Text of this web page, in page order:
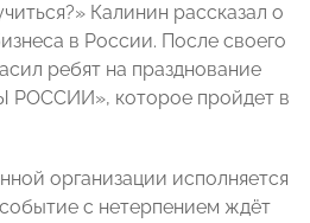
Калинин рассказал о
в России. После своего
ребят на празднование
РОССИИ», которое пройдет в
организации исполняется
с нетерпением ждёт